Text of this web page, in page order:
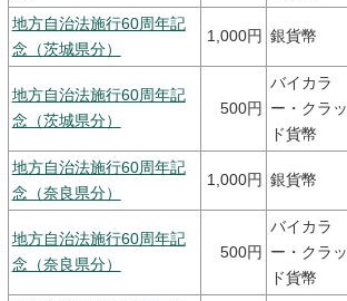
地方自治法施行60周年記
念（茨城県分）
1,000円 銀貨幣
地方自治法施行60周年記
念（茨城県分）
500円
バイカラ
ー・クラッ
ド貨幣
地方自治法施行60周年記
念（奈良県分）
1,000円 銀貨幣
地方自治法施行60周年記
念（奈良県分）
500円
バイカラ
ー・クラッ
ド貨幣